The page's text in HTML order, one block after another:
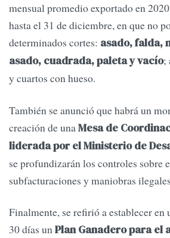
mensual promedio exportado en
hasta el 31 de diciembre, en que no
determinados cortes: asado, falda,
asado, cuadrada, paleta y vacío;
y cuartos con hueso.
También se anunció que habrá un
creación de unaMesa de
liderada por el Ministerio de
se profundizarán los controles sobre
subfacturaciones y maniobras
Finalmente, se refirió a establecer en
30 días unPlan Ganadero para el